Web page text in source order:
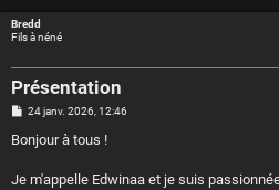
Bredd
Fils à néné
Présentation
M
s
g
24 janv. 2026, 12:46
Bonjour à tous !
Je m'appelle Edwinaa et je suis